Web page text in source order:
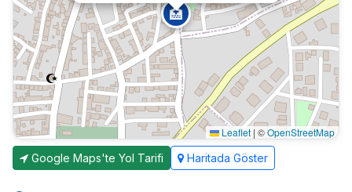
🏥
Leaflet | ©OpenStreetMap
Google Maps'te Yol Tarifi
Haritada Göster